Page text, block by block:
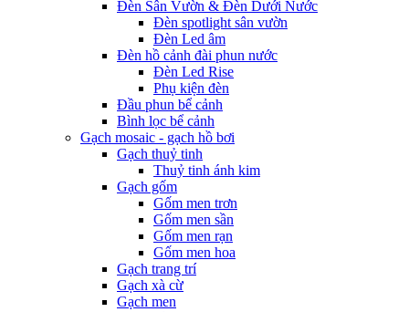
Đèn Sân Vườn & Đèn Dưới Nước
Đèn spotlight sân vườn
Đèn Led âm
Đèn hồ cảnh đài phun nước
Đèn Led Rise
Phụ kiện đèn
Đầu phun bể cảnh
Bình lọc bể cảnh
Gạch mosaic - gạch hồ bơi
Gạch thuỷ tinh
Thuỷ tinh ánh kim
Gạch gốm
Gốm men trơn
Gốm men sần
Gốm men rạn
Gốm men hoa
Gạch trang trí
Gạch xà cừ
Gạch men